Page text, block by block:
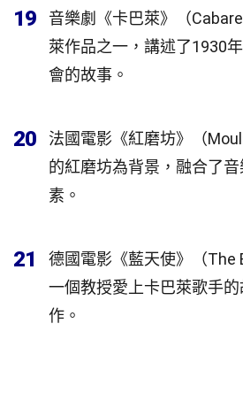
19
音樂劇《卡巴萊》（
萊作品之一，講述了1930
會的故事。
20
法國電影《紅磨坊》（
的紅磨坊為背景，融合了
素。
21
德國電影《藍天使》（The
一個教授愛上卡巴萊歌手
作。